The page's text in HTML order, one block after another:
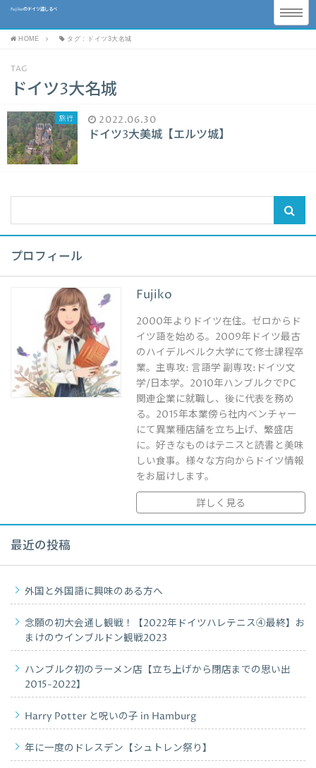
Fujikoのドイツ道しるべ
HOME タグ : ドイツ3大名城
TAG
ドイツ3大名城
旅行 2022.06.30
ドイツ3大美城【エルツ城】
プロフィール
Fujiko
2000年よりドイツ在住。ゼロからド
イツ語を始める。2009年ドイツ最古
のハイデルベルク大学にて修士課程卒
業。主専攻: 言語学 副専攻:ドイツ文
学/日本学。2010年ハンブルクでPC
関連企業に就職し、後に代表を務め
る。2015年本業傍ら社内ベンチャー
にて異業種店舗を立ち上げ、繁盛店
に。好きなものはテニスと読書と美味
しい食事。様々な方向からドイツ情報
をお届けします。
詳しく見る
最近の投稿
外国と外国語に興味のある方へ
念願の初大会通し観戦！【2022年ドイツハレテニス④最終】お
まけのウインブルドン観戦2023
ハンブルク初のラーメン店【立ち上げから閉店までの思い出
2015-2022】
Harry Potter と呪いの子 in Hamburg
年に一度のドレスデン【シュトレン祭り】